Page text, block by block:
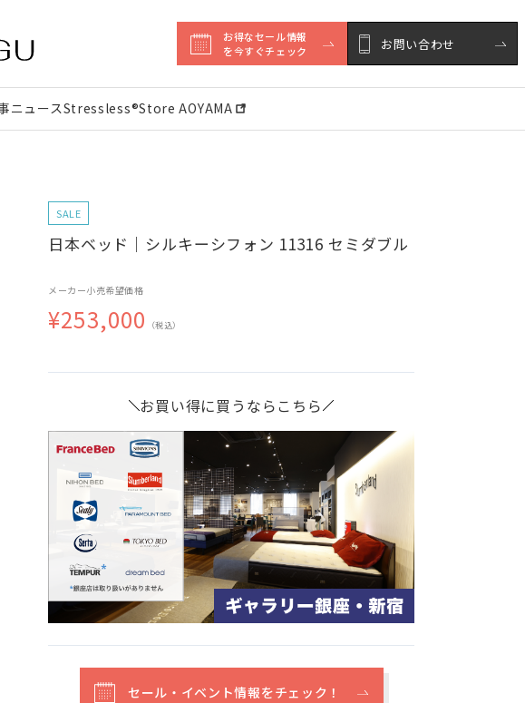
お得なセール情報
を今すぐチェック
お問い合わせ
ニュースStressless®︎Store AOYAMA
SALE
日本ベッド｜シルキーシフォン 11316 セミダブル
メーカー小売希望価格
¥253,000 （税込）
お買い得に買うならこちら
セール・イベント情報をチェック！